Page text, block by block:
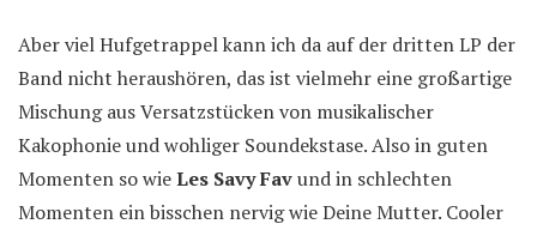
Aber viel Hufgetrappel kann ich da auf der dritten LP der
Band nicht heraushören, das ist vielmehr eine großartige
Mischung aus Versatzstücken von musikalischer
Kakophonie und wohliger Soundekstase. Also in guten
Momenten so wieLes Savy Favund in schlechten
Momenten ein bisschen nervig wie Deine Mutter. Cooler